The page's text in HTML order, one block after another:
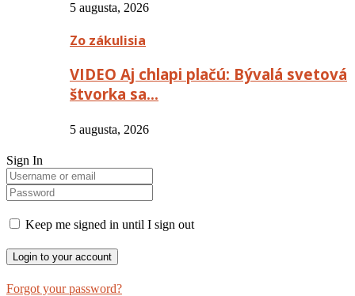
5 augusta, 2026
Zo zákulisia
VIDEO Aj chlapi plačú: Bývalá svetová
štvorka sa…
5 augusta, 2026
Sign In
Keep me signed in until I sign out
Forgot your password?